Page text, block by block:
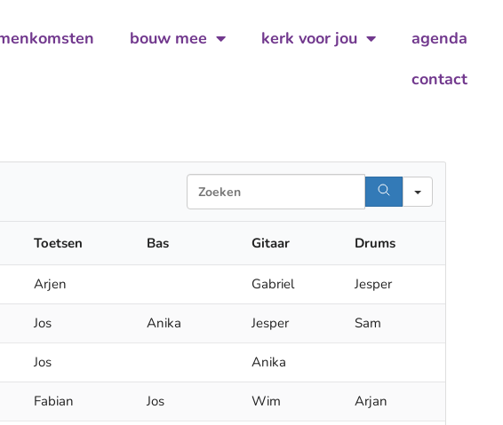
bouw mee kerk voor jou
agenda
contact
Search
Toetsen Bas Gitaar Drums
Arjen Gabriel Jesper
Jos Anika Jesper Sam
Jos Anika
Fabian Jos Wim Arjan